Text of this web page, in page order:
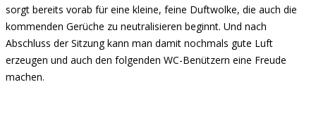
sorgt bereits vorab für eine kleine, feine Duftwolke, die auch die
kommenden Gerüche zu neutralisieren beginnt. Und nach
Abschluss der Sitzung kann man damit nochmals gute Luft
erzeugen und auch den folgenden WC-Benützern eine Freude
machen.